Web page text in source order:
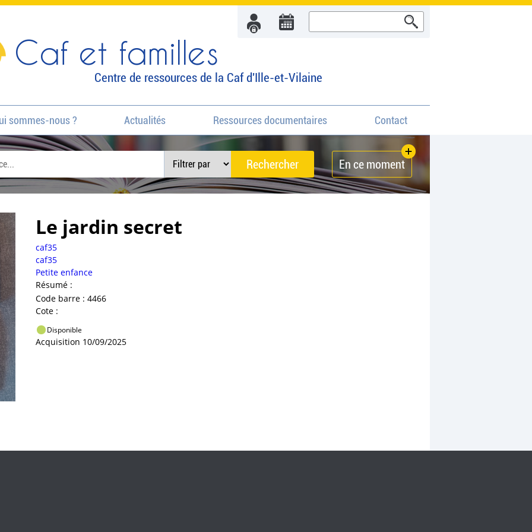
Caf et familles
Centre de ressources de la Caf d'Ille-et-Vilaine
sommes-nous ? Actualités Ressources documentaires Contact
En ce moment
Le jardin secret
caf35
caf35
Petite enfance
Résumé :
Code barre : 4466
Cote :
Disponible
Acquisition 10/09/2025